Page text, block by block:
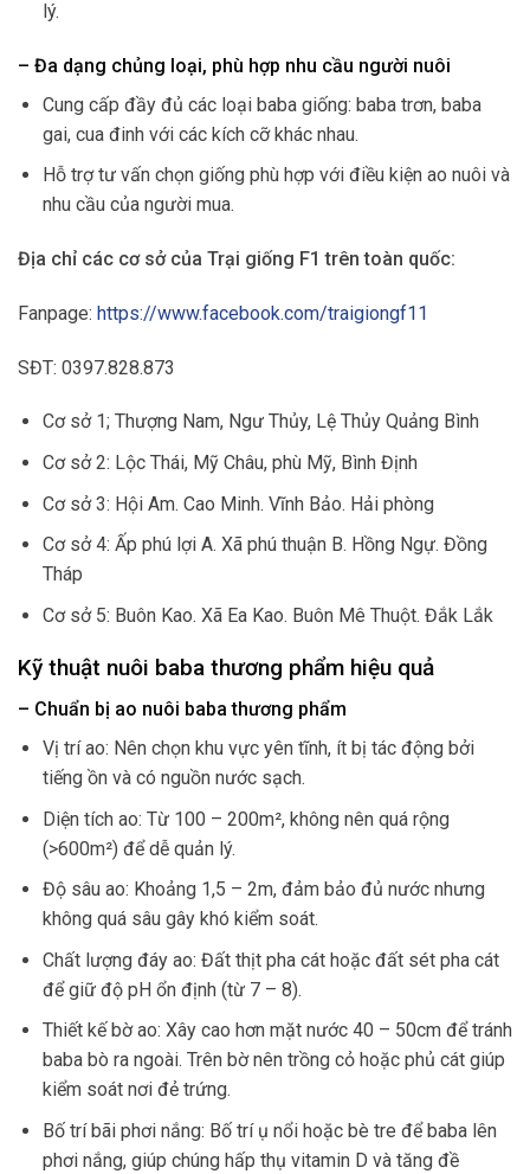
lý.
– Đa dạng chủng loại, phù hợp nhu cầu người nuôi
Cung cấp đầy đủ các loại baba giống: baba trơn, baba
gai, cua đinh với các kích cỡ khác nhau.
Hỗ trợ tư vấn chọn giống phù hợp với điều kiện ao nuôi và
nhu cầu của người mua.
Địa chỉ các cơ sở của Trại giống F1 trên toàn quốc:
Fanpage: https://www.facebook.com/traigiongf11
SĐT: 0397.828.873
Cơ sở 1; Thượng Nam, Ngư Thủy, Lệ Thủy Quảng Bình
Cơ sở 2: Lộc Thái, Mỹ Châu, phù Mỹ, Bình Định
Cơ sở 3: Hội Am. Cao Minh. Vĩnh Bảo. Hải phòng
Cơ sở 4: Ấp phú lợi A. Xã phú thuận B. Hồng Ngự. Đồng
Tháp
Cơ sở 5: Buôn Kao. Xã Ea Kao. Buôn Mê Thuột. Đắk Lắk
Kỹ thuật nuôi baba thương phẩm hiệu quả
– Chuẩn bị ao nuôi baba thương phẩm
Vị trí ao: Nên chọn khu vực yên tĩnh, ít bị tác động bởi
tiếng ồn và có nguồn nước sạch.
Diện tích ao: Từ 100 – 200m², không nên quá rộng
(>600m²) để dễ quản lý.
Độ sâu ao: Khoảng 1,5 – 2m, đảm bảo đủ nước nhưng
không quá sâu gây khó kiểm soát.
Chất lượng đáy ao: Đất thịt pha cát hoặc đất sét pha cát
để giữ độ pH ổn định (từ 7 – 8).
Thiết kế bờ ao: Xây cao hơn mặt nước 40 – 50cm để tránh
baba bò ra ngoài. Trên bờ nên trồng cỏ hoặc phủ cát giúp
kiểm soát nơi đẻ trứng.
Bố trí bãi phơi nắng: Bố trí ụ nổi hoặc bè tre để baba lên
phơi nắng, giúp chúng hấp thụ vitamin D và tăng đề